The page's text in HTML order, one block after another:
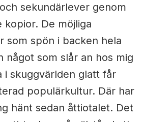
sekundärlever genom
kopior. De möjliga
som spön i backen hela
något som slår an hos mig
i skuggvärlden glatt får
populärkultur. Där har
hänt sedan åttiotalet. Det